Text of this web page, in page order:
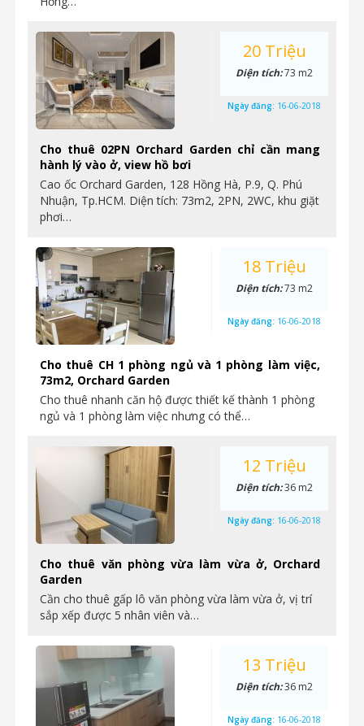
Cho thuê 02PN Orchard Garden chỉ cần mang
hành lý vào ở, view hồ bơi
Cao ốc Orchard Garden, 128 Hồng Hà, P.9, Q. Phú
Nhuận, Tp.HCM. Diện tích: 73m2, 2PN, 2WC, khu giặt
phơi…
20 Triệu
Diện tích:73 m2
Ngày đăng: 16-06-2018
Cho thuê CH 1 phòng ngủ và 1 phòng làm việc,
73m2, Orchard Garden
Cho thuê nhanh căn hộ được thiết kế thành 1 phòng
ngủ và 1 phòng làm việc nhưng có thể…
18 Triệu
Diện tích:73 m2
Ngày đăng: 16-06-2018
Cho thuê văn phòng vừa làm vừa ở, Orchard
Garden
Cần cho thuê gấp lô văn phòng vừa làm vừa ở, vị trí
sắp xếp được 5 nhân viên và…
12 Triệu
Diện tích:36 m2
Ngày đăng: 16-06-2018
13 Triệu
Diện tích:36 m2
Ngày đăng: 16-06-2018